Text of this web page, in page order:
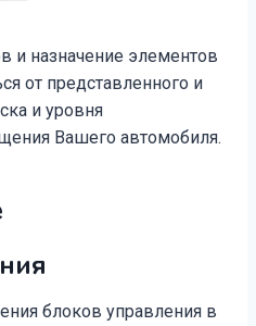
и назначение элементов
от представленного и
и уровня
Вашего автомобиля.
блоков управления в